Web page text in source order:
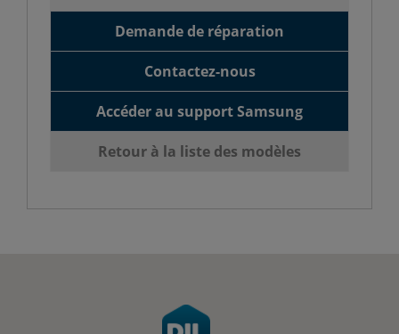
Demande de réparation
Contactez-nous
Accéder au support Samsung
Retour à la liste des modèles